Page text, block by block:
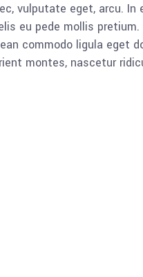
vulputate eget, arcu.
eu pede mollis
commodo ligula eget
montes, nascetur